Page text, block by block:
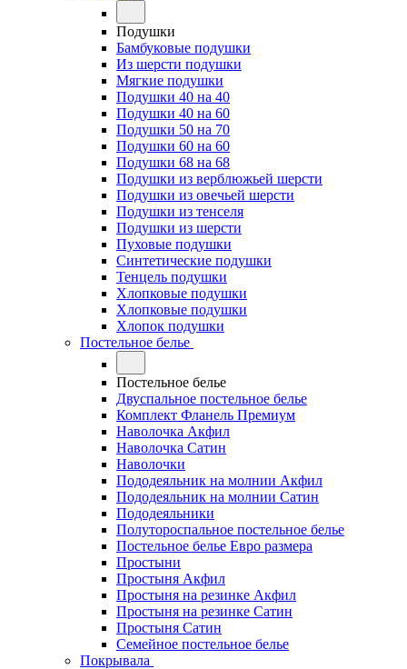
Подушки
Бамбуковые подушки
Из шерсти подушки
Мягкие подушки
Подушки 40 на 40
Подушки 40 на 60
Подушки 50 на 70
Подушки 60 на 60
Подушки 68 на 68
Подушки из верблюжьей шерсти
Подушки из овечьей шерсти
Подушки из тенселя
Подушки из шерсти
Пуховые подушки
Синтетические подушки
Тенцель подушки
Хлопковые подушки
Хлопковые подушки
Хлопок подушки
Постельное белье
Постельное белье
Двуспальное постельное белье
Комплект Фланель Премиум
Наволочка Акфил
Наволочка Сатин
Наволочки
Пододеяльник на молнии Акфил
Пододеяльник на молнии Сатин
Пододеяльники
Полутороспальное постельное белье
Постельное белье Евро размера
Простыни
Простыня Акфил
Простыня на резинке Акфил
Простыня на резинке Сатин
Простыня Сатин
Семейное постельное белье
Покрывала